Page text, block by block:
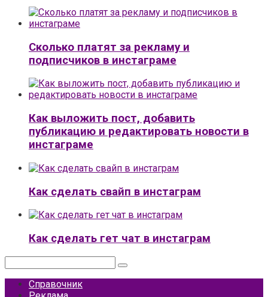
Сколько платят за рекламу и
подписчиков в инстаграме
Как выложить пост, добавить
публикацию и редактировать новости в
инстаграме
Как сделать свайп в инстаграм
Как сделать гет чат в инстаграм
Справочник